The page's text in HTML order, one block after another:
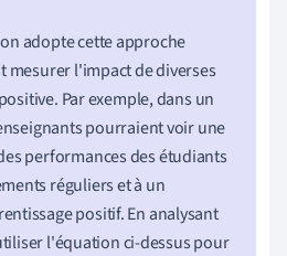
adopte cette approche
mesurer l'impact de diverses
Par exemple, dans un
pourraient voir une
performances des étudiants
réguliers et à un
positif. En analysant
l'équation ci-dessus pour